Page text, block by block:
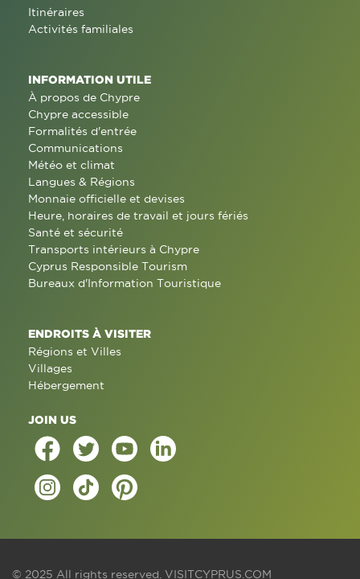
Itinéraires
Activités familiales
INFORMATION UTILE
À propos de Chypre
Chypre accessible
Formalités d'entrée
Communications
Météo et climat
Langues & Régions
Monnaie officielle et devises
Heure, horaires de travail et jours fériés
Santé et sécurité
Transports intérieurs à Chypre
Cyprus Responsible Tourism
Bureaux d'Information Touristique
ENDROITS À VISITER
Régions et Villes
Villages
Hébergement
JOIN US
© 2025 All rights reserved. VISITCYPRUS.COM